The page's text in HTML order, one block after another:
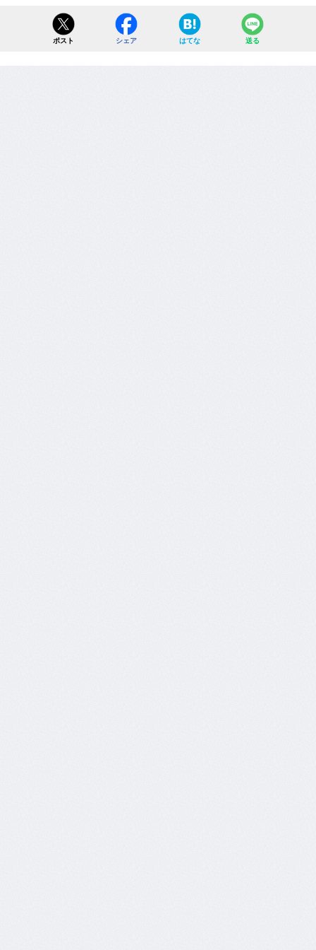
ポスト シェア はてな 送る